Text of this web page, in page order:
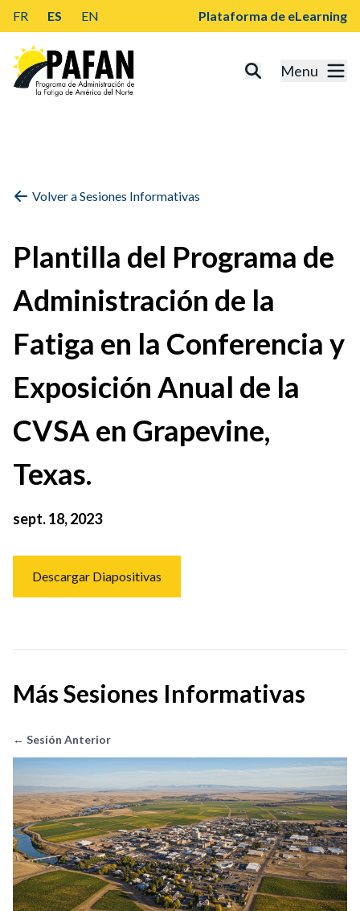
FR ES EN Plataforma de eLearning
Menu
Volver a Sesiones Informativas
Plantilla del Programa de
Administración de la
Fatiga en la Conferencia y
Exposición Anual de la
CVSA en Grapevine,
Texas.
sept. 18, 2023
Descargar Diapositivas
Más Sesiones Informativas
← Sesión Anterior